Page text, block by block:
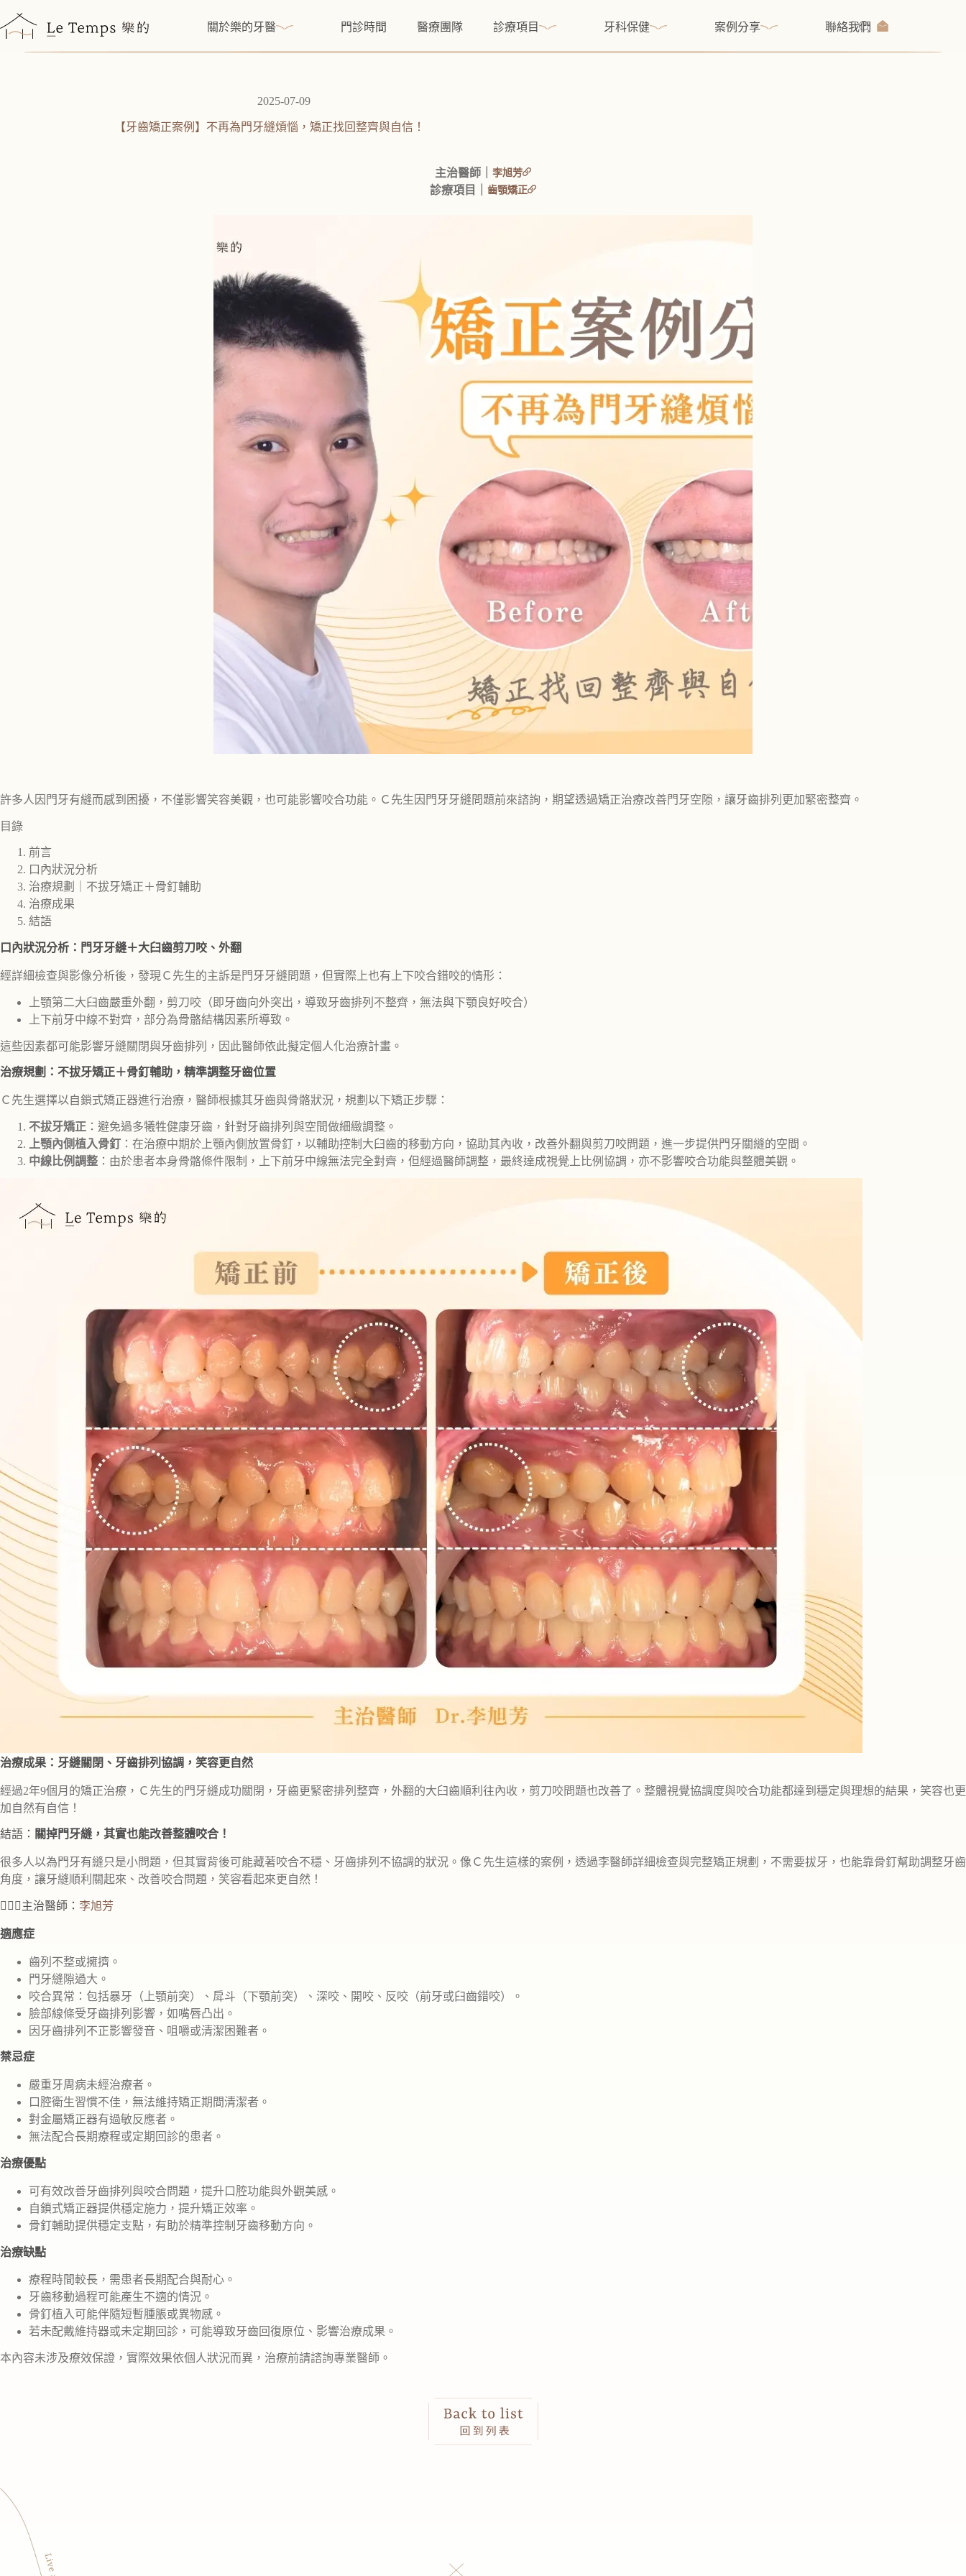
至
關於樂的牙醫 門診時間 醫療團隊 診療項目 牙科保健 案例分享 聯絡我們
2025-07-09
【牙齒矯正案例】不再為門牙縫煩惱，矯正找回整齊與自信！
主治醫師｜ 李旭芳
診療項目｜ 齒顎矯正
許多人因門牙有縫而感到困擾，不僅影響笑容美觀，也可能影響咬合功能。Ｃ先生因門牙牙縫問題前來諮詢，期望透過矯正治療改善門牙空隙，讓牙齒排列更加緊密整齊。
目錄
前言
口內狀況分析
治療規劃｜不拔牙矯正＋骨釘輔助
治療成果
結語
口內狀況分析：門牙牙縫＋大臼齒剪刀咬、外翻
經詳細檢查與影像分析後，發現Ｃ先生的主訴是門牙牙縫問題，但實際上也有上下咬合錯咬的情形：
上顎第二大臼齒嚴重外翻，剪刀咬（即牙齒向外突出，導致牙齒排列不整齊，無法與下顎良好咬合）
上下前牙中線不對齊，部分為骨骼結構因素所導致。
這些因素都可能影響牙縫關閉與牙齒排列，因此醫師依此擬定個人化治療計畫。
治療規劃：不拔牙矯正＋骨釘輔助，精準調整牙齒位置
Ｃ先生選擇以自鎖式矯正器進行治療，醫師根據其牙齒與骨骼狀況，規劃以下矯正步驟：
不拔牙矯正 ：避免過多犧牲健康牙齒，針對牙齒排列與空間做細緻調整。
上顎內側植入骨釘 ：在治療中期於上顎內側放置骨釘，以輔助控制大臼齒的移動方向，協助其內收，改善外翻與剪刀咬問題，進一步提供門牙關縫的空間。
中線比例調整 ：由於患者本身骨骼條件限制，上下前牙中線無法完全對齊，但經過醫師調整，最終達成視覺上比例協調，亦不影響咬合功能與整體美觀。
治療成果：牙縫關閉、牙齒排列協調，笑容更自然
經過2年9個月的矯正治療，Ｃ先生的門牙縫成功關閉，牙齒更緊密排列整齊，外翻的大臼齒順利往內收，剪刀咬問題也改善了。整體視覺協調度與咬合功能都達到穩定與理想的結果，笑容也更
加自然有自信！
結語： 關掉門牙縫，其實也能改善整體咬合！
很多人以為門牙有縫只是小問題，但其實背後可能藏著咬合不穩、牙齒排列不協調的狀況。像Ｃ先生這樣的案例，透過李醫師詳細檢查與完整矯正規劃，不需要拔牙，也能靠骨釘幫助調整牙齒
角度，讓牙縫順利關起來、改善咬合問題，笑容看起來更自然！
👩🏻‍⚕️主治醫師： 李旭芳
適應症
齒列不整或擁擠。
門牙縫隙過大。
咬合異常：包括暴牙（上顎前突）、戽斗（下顎前突）、深咬、開咬、反咬（前牙或臼齒錯咬）。
臉部線條受牙齒排列影響，如嘴唇凸出。
因牙齒排列不正影響發音、咀嚼或清潔困難者。
禁忌症
嚴重牙周病未經治療者。
口腔衛生習慣不佳，無法維持矯正期間清潔者。
對金屬矯正器有過敏反應者。
無法配合長期療程或定期回診的患者。
治療優點
可有效改善牙齒排列與咬合問題，提升口腔功能與外觀美感。
自鎖式矯正器提供穩定施力，提升矯正效率。
骨釘輔助提供穩定支點，有助於精準控制牙齒移動方向。
治療缺點
療程時間較長，需患者長期配合與耐心。
牙齒移動過程可能產生不適的情況。
骨釘植入可能伴隨短暫腫脹或異物感。
若未配戴維持器或未定期回診，可能導致牙齒回復原位、影響治療成果。
本內容未涉及療效保證，實際效果依個人狀況而異，治療前請諮詢專業醫師。